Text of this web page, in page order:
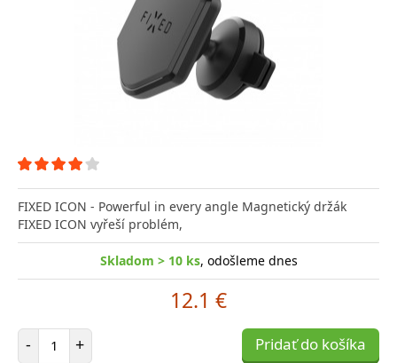
FIXED ICON - Powerful in every angle Magnetický držák
FIXED ICON vyřeší problém,
Skladom > 10 ks, odošleme dnes
12.1 €
- Počet položiek
+ Pridať do košíka